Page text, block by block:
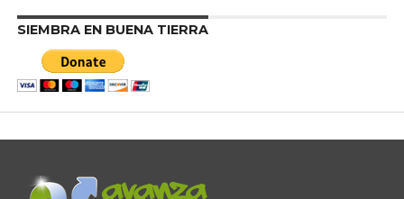
SIEMBRA EN BUENA TIERRA